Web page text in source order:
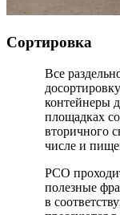
Сортировка
Все
контейнеры
площадках
вторичного
числе и
РСО
полезные
в